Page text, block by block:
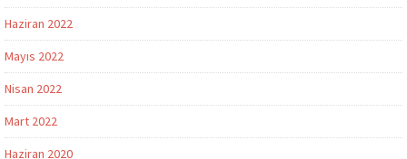
Haziran 2022
Mayıs 2022
Nisan 2022
Mart 2022
Haziran 2020